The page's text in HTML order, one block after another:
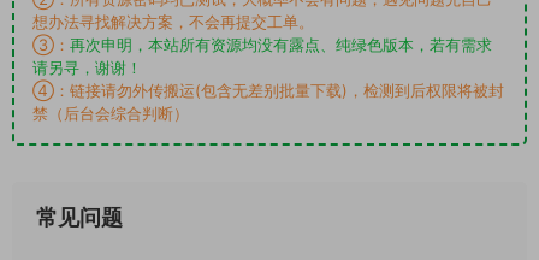
想办法寻找解决方案，不会再提交工单。
③： 再次申明，本站所有资源均没有露点、纯绿色版本，若有需求
请另寻，谢谢！
④：链接请勿外传搬运(包含无差别批量下载)，检测到后权限将被封
禁（后台会综合判断）
常见问题